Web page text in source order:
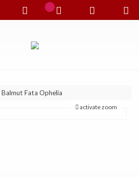
Balmut Fata Ophelia
activate zoom